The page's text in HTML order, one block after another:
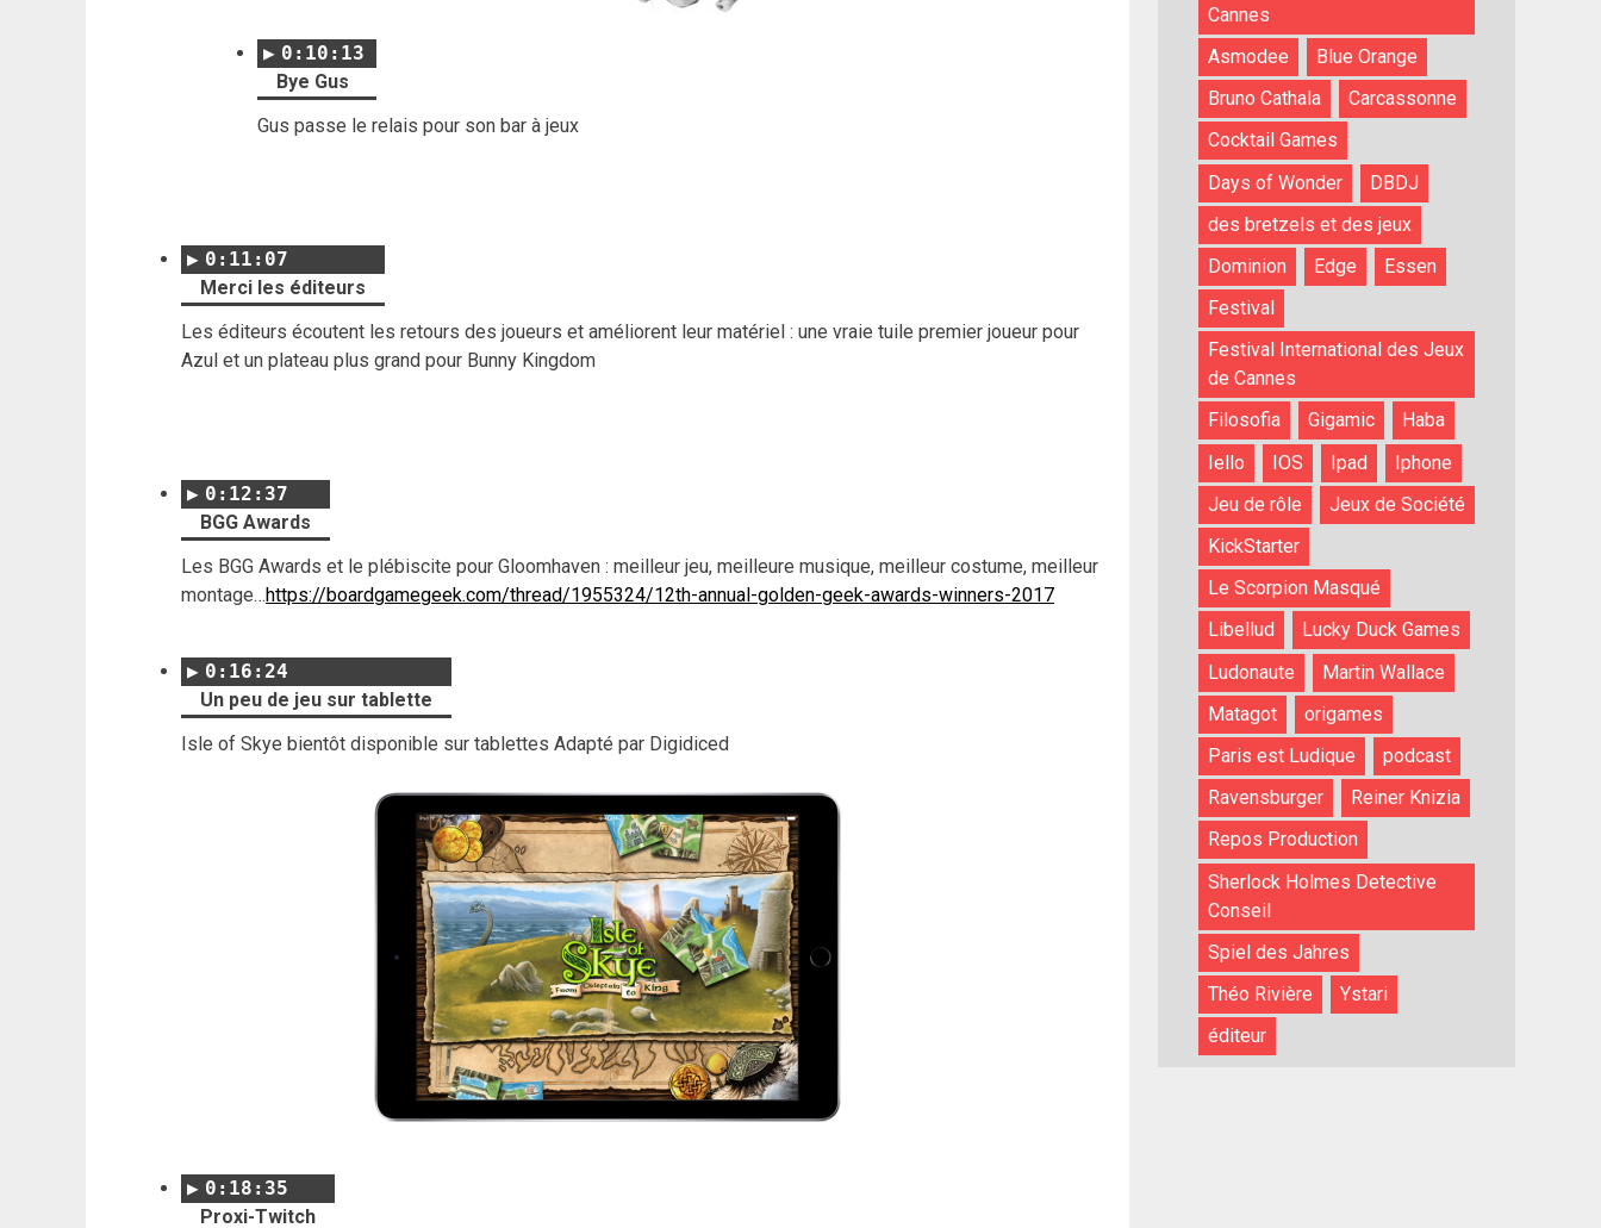
0:10:13
Bye Gus
Gus passe le relais pour son bar à jeux
0:11:07
Merci les éditeurs
Les éditeurs écoutent les retours des joueurs et améliorent leur matériel : une vraie tuile premier joueur pour
Azul et un plateau plus grand pour Bunny Kingdom
0:12:37
BGG Awards
Les BGG Awards et le plébiscite pour Gloomhaven : meilleur jeu, meilleure musique, meilleur costume, meilleur
montage…https://boardgamegeek.com/thread/1955324/12th-annual-golden-geek-awards-winners-2017
0:16:24
Un peu de jeu sur tablette
Isle of Skye bientôt disponible sur tablettes Adapté par Digidiced
0:18:35
Proxi-Twitch
Cannes
Asmodee
Blue Orange
Bruno Cathala
Carcassonne
Cocktail Games
Days of Wonder
DBDJ
des bretzels et des jeux
Dominion
Edge
Essen
Festival
Festival International des Jeux
de Cannes
Filosofia
Gigamic
Haba
Iello
IOS Ipad
Iphone
Jeu de rôle
Jeux de Société
KickStarter
Le Scorpion Masqué
Libellud
Lucky Duck Games
Ludonaute
Martin Wallace
Matagot
origames
Paris est Ludique
podcast
Ravensburger
Reiner Knizia
Repos Production
Sherlock Holmes Detective
Conseil
Spiel des Jahres
Théo Rivière
Ystari
éditeur